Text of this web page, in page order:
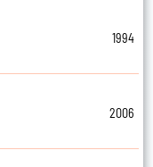
1994
2006